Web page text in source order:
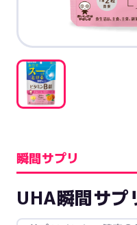
瞬間サプリ
UHA瞬間サプ